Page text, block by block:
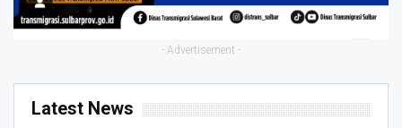
- Advertisement -
Latest News